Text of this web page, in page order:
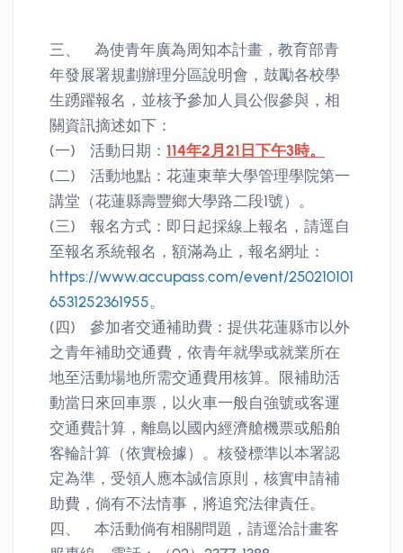
三、 為使青年廣為周知本計畫，教育部青
年發展署規劃辦理分區說明會，鼓勵各校學
生踴躍報名，並核予參加人員公假參與，相
關資訊摘述如下：
(一) 活動日期： 114年2月21日下午3時。
(二) 活動地點：花蓮東華大學管理學院第一
講堂（花蓮縣壽豐鄉大學路二段1號）。
(三) 報名方式：即日起採線上報名，請逕自
至報名系統報名，額滿為止，報名網址：
https://www.accupass.com/event/250210101
6531252361955。
(四) 參加者交通補助費：提供花蓮縣市以外
之青年補助交通費，依青年就學或就業所在
地至活動場地所需交通費用核算。限補助活
動當日來回車票，以火車一般自強號或客運
交通費計算，離島以國內經濟艙機票或船舶
客輪計算（依實檢據）。核發標準以本署認
定為準，受領人應本誠信原則，核實申請補
助費，倘有不法情事，將追究法律責任。
四、 本活動倘有相關問題，請逕洽計畫客